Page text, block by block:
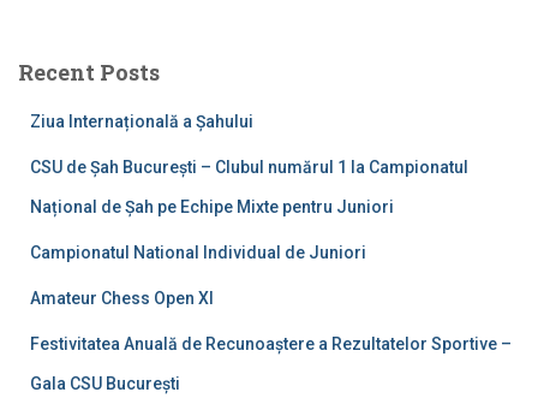
h
Recent Posts
Ziua Internațională a Șahului
CSU de Șah București – Clubul numărul 1 la Campionatul
Național de Șah pe Echipe Mixte pentru Juniori
Campionatul National Individual de Juniori
Amateur Chess Open XI
Festivitatea Anuală de Recunoaștere a Rezultatelor Sportive –
Gala CSU București